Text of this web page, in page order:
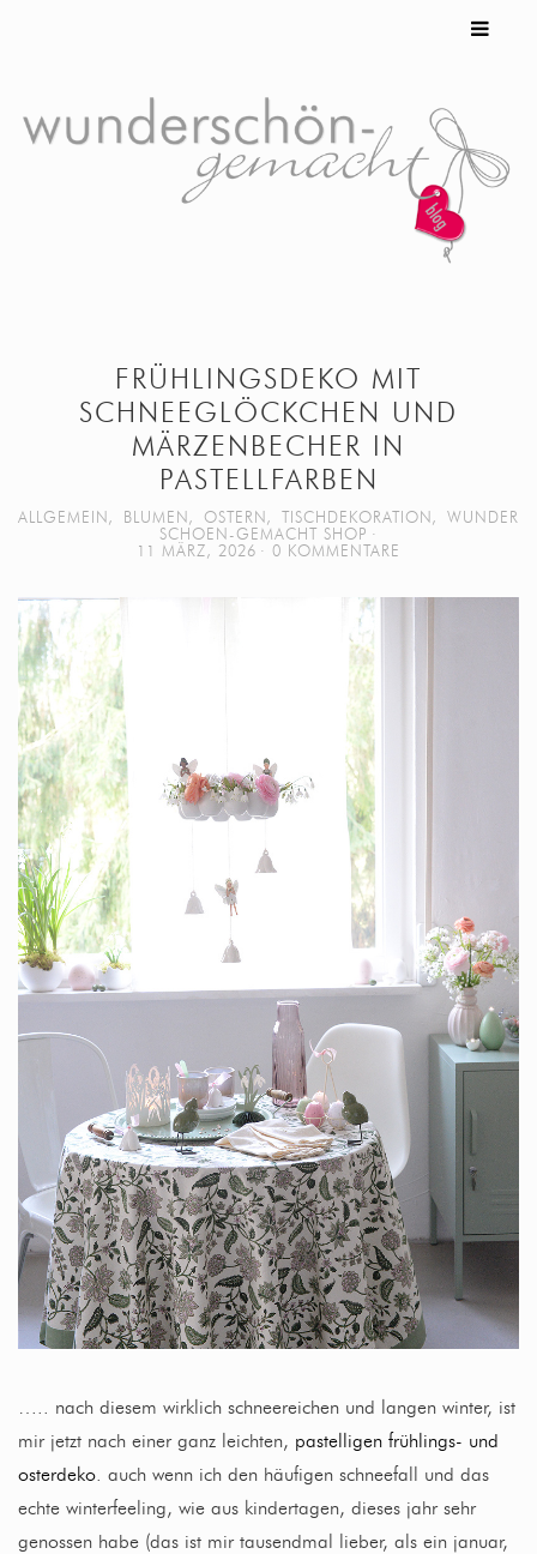
FRÜHLINGSDEKO MIT
SCHNEEGLÖCKCHEN UND
MÄRZENBECHER IN
PASTELLFARBEN
ALLGEMEIN , BLUMEN , OSTERN , TISCHDEKORATION , WUNDER
SCHOEN-GEMACHT SHOP
11 MÄRZ, 2026
0 KOMMENTARE
….. nach diesem wirklich schneereichen und langen winter, ist
mir jetzt nach einer ganz leichten, pastelligen frühlings- und
osterdeko. auch wenn ich den häufigen schneefall und das
echte winterfeeling, wie aus kindertagen, dieses jahr sehr
genossen habe (das ist mir tausendmal lieber, als ein januar,